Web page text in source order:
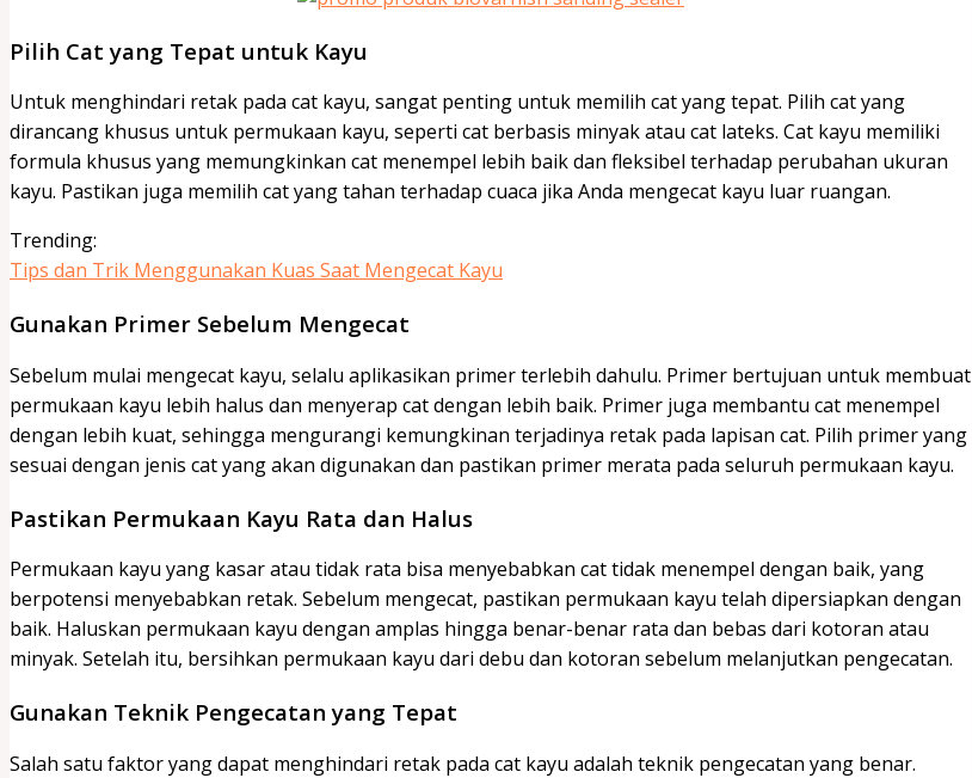
Pilih Cat yang Tepat untuk Kayu
Untuk menghindari retak pada cat kayu, sangat penting untuk memilih cat yang tepat. Pilih cat yang
dirancang khusus untuk permukaan kayu, seperti cat berbasis minyak atau cat lateks. Cat kayu memiliki
formula khusus yang memungkinkan cat menempel lebih baik dan fleksibel terhadap perubahan ukuran
kayu. Pastikan juga memilih cat yang tahan terhadap cuaca jika Anda mengecat kayu luar ruangan.
Trending:
Tips dan Trik Menggunakan Kuas Saat Mengecat Kayu
Gunakan Primer Sebelum Mengecat
Sebelum mulai mengecat kayu, selalu aplikasikan primer terlebih dahulu. Primer bertujuan untuk membuat
permukaan kayu lebih halus dan menyerap cat dengan lebih baik. Primer juga membantu cat menempel
dengan lebih kuat, sehingga mengurangi kemungkinan terjadinya retak pada lapisan cat. Pilih primer yang
sesuai dengan jenis cat yang akan digunakan dan pastikan primer merata pada seluruh permukaan kayu.
Pastikan Permukaan Kayu Rata dan Halus
Permukaan kayu yang kasar atau tidak rata bisa menyebabkan cat tidak menempel dengan baik, yang
berpotensi menyebabkan retak. Sebelum mengecat, pastikan permukaan kayu telah dipersiapkan dengan
baik. Haluskan permukaan kayu dengan amplas hingga benar-benar rata dan bebas dari kotoran atau
minyak. Setelah itu, bersihkan permukaan kayu dari debu dan kotoran sebelum melanjutkan pengecatan.
Gunakan Teknik Pengecatan yang Tepat
Salah satu faktor yang dapat menghindari retak pada cat kayu adalah teknik pengecatan yang benar.